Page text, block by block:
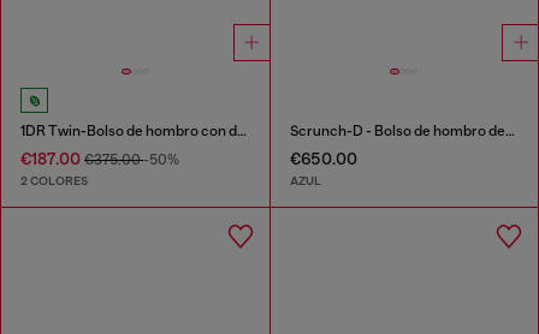
1DR Twin-Bolso de hombro con doble bolsillo en cuero estampado
€187.00 €375.00-50%
2 COLORES
Scrunch-D - Bolso de hombro denim con cristales transparentes
€650.00
AZUL